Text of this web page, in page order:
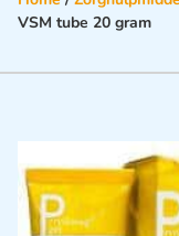
VSM tube 20 gram